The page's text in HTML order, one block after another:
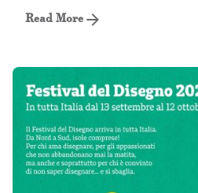
Read More